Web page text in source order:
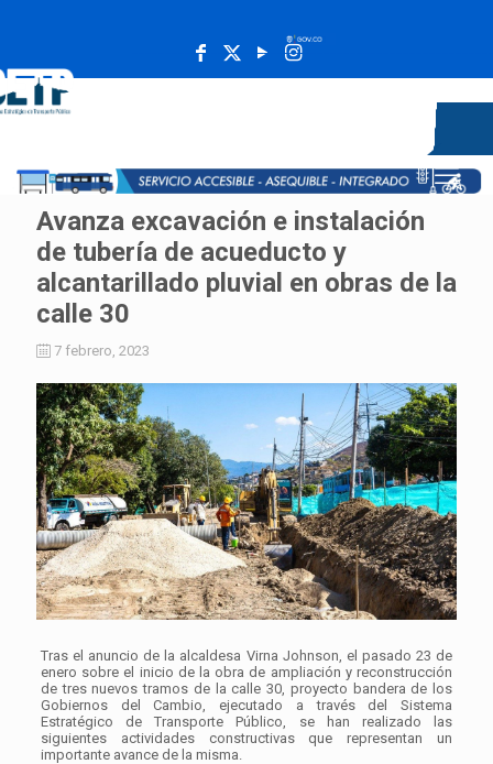
Avanza excavación e instalación
de tubería de acueducto y
alcantarillado pluvial en obras de la
calle 30
7 febrero, 2023
Tras el anuncio de la alcaldesa Virna Johnson, el pasado 23 de
enero sobre el inicio de la obra de ampliación y reconstrucción
de tres nuevos tramos de la calle 30, proyecto bandera de los
Gobiernos del Cambio, ejecutado a través del Sistema
Estratégico de Transporte Público, se han realizado las
siguientes actividades constructivas que representan un
importante avance de la misma.